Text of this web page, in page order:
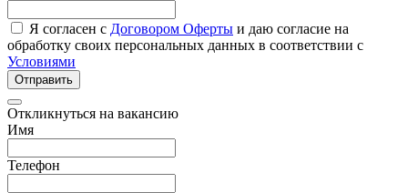
Я согласен с Договором Оферты и даю согласие на
обработку своих персональных данных в соответствии с
Условиями
Отправить
Откликнуться на вакансию
Имя
Телефон